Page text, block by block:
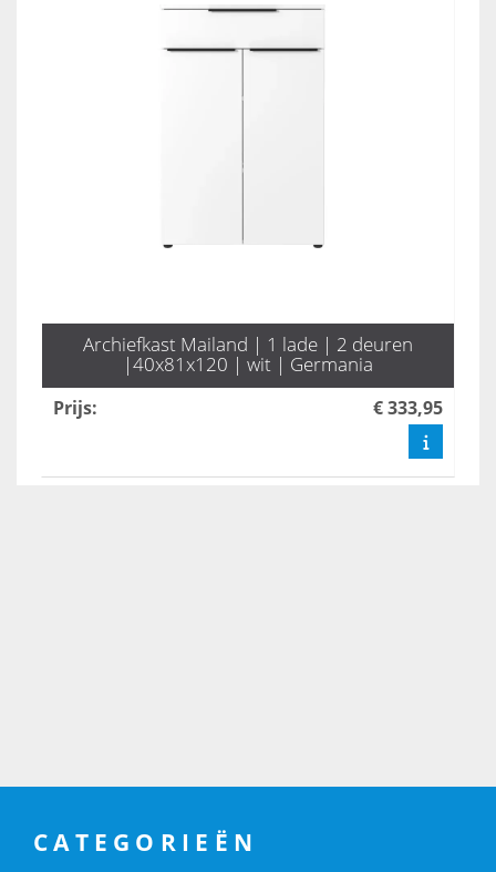
Archiefkast Mailand | 1 lade | 2 deuren
|40x81x120 | wit | Germania
Prijs: € 333,95
CATEGORIEËN